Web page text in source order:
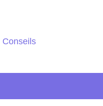
Conseils